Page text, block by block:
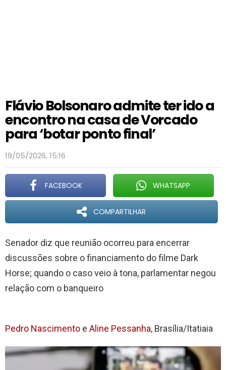
Flávio Bolsonaro admite ter ido a
encontro na casa de Vorcado
para ‘botar ponto final’
19/05/2026, 15:16
FACEBOOK WHATSAPP
COMPARTILHAR
Senador diz que reunião ocorreu para encerrar
discussões sobre o financiamento do filme Dark
Horse; quando o caso veio à tona, parlamentar negou
relação com o banqueiro
Pedro Nascimento e Aline Pessanha, Brasília/Itatiaia